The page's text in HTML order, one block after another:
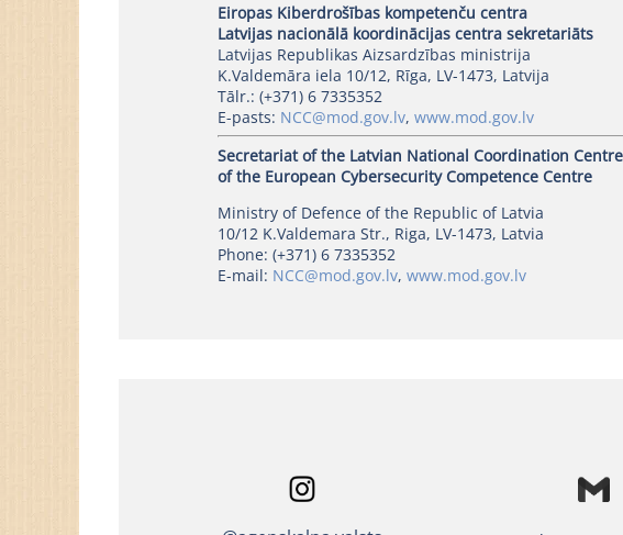
Eiropas Kiberdrošības kompetenču centra
Latvijas nacionālā koordinācijas centra sekretariāts
Latvijas Republikas Aizsardzības ministrija
K.Valdemāra iela 10/12, Rīga, LV-1473, Latvija
Tālr.: (+371) 6 7335352
E-pasts: NCC@mod.gov.lv, www.mod.gov.lv
Secretariat of the Latvian National Coordination Centre
of the European Cybersecurity Competence Centre
Ministry of Defence of the Republic of Latvia
10/12 K.Valdemara Str., Riga, LV-1473, Latvia
Phone: (+371) 6 7335352
E-mail: NCC@mod.gov.lv, www.mod.gov.lv